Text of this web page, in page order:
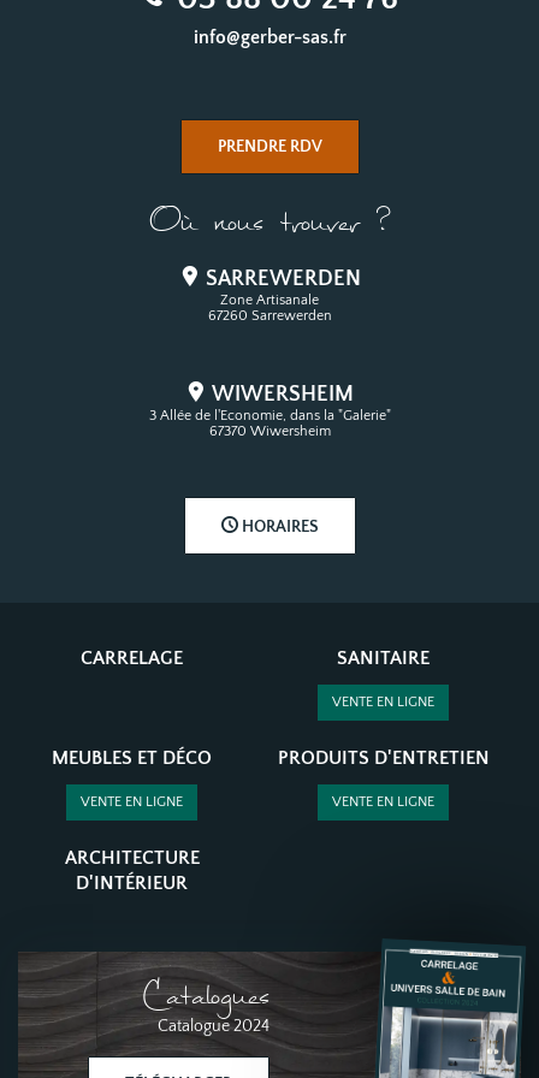
info@gerber-sas.fr
PRENDRE RDV
Où nous trouver ?
SARREWERDEN
Zone Artisanale
67260 Sarrewerden
WIWERSHEIM
3 Allée de l'Economie, dans la "Galerie"
67370 Wiwersheim
HORAIRES
CARRELAGE SANITAIRE
VENTE EN LIGNE
MEUBLES ET DÉCO
VENTE EN LIGNE
PRODUITS D'ENTRETIEN
VENTE EN LIGNE
ARCHITECTURE
D'INTÉRIEUR
Catalogues
Catalogue 2024